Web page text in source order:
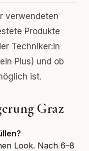
verwendeten
Produkte
Techniker:in
Plus) und ob
ist.
Graz
Look. Nach 6–8